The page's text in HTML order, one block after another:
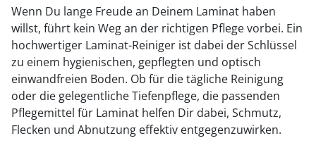
Wenn Du lange Freude an Deinem Laminat haben
willst, führt kein Weg an der richtigen Pflege vorbei. Ein
hochwertiger Laminat-Reiniger ist dabei der Schlüssel
zu einem hygienischen, gepflegten und optisch
einwandfreien Boden. Ob für die tägliche Reinigung
oder die gelegentliche Tiefenpflege, die passenden
Pflegemittel für Laminat helfen Dir dabei, Schmutz,
Flecken und Abnutzung effektiv entgegenzuwirken.